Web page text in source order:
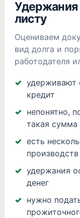
Удержания
листу
Оцениваем
вид долга и
работодателя
удерживают
кредит
непонятно,
такая сумма
есть
производств
удержания
денег
нужно